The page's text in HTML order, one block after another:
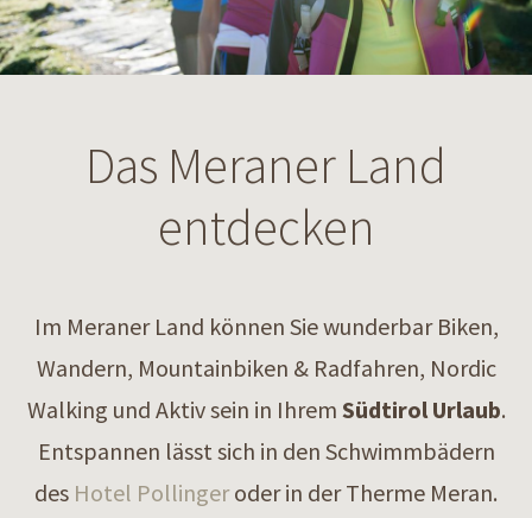
Das Meraner Land
entdecken
Im Meraner Land können Sie wunderbar Biken,
Wandern, Mountainbiken & Radfahren, Nordic
Walking und Aktiv sein in Ihrem Südtirol Urlaub.
Entspannen lässt sich in den Schwimmbädern
des Hotel Pollingeroder in der Therme Meran.